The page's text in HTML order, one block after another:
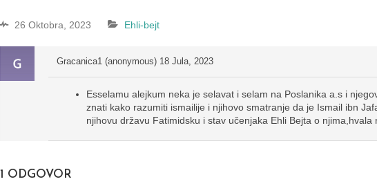
26 Oktobra, 2023 Ehli-bejt
Gracanica1 (anonymous) 18 Jula, 2023
Esselamu alejkum neka je selavat i selam na Poslanika a.s i
znati kako razumiti ismailije i njihovo smatranje da je Ismail ibn
njihovu državu Fatimidsku i stav učenjaka Ehli Bejta o njima,hvala
1 ODGOVOR